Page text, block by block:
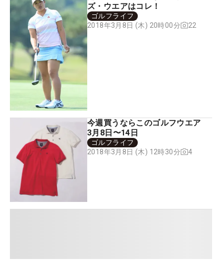
ズ・ウエアはコレ！
ゴルフライフ
2018年3月8日 (木) 20時00分
22
今週買うならこのゴルフウエア
3月8日〜14日
ゴルフライフ
2018年3月8日 (木) 12時30分
4